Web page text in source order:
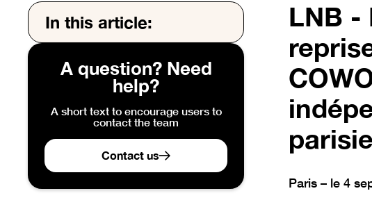
In this article:
A question? Need
help?
A short text to encourage users to
contact the team
Contact us
LNB -
Paris – le 4